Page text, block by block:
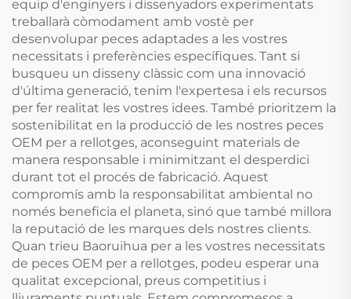
equip d'enginyers i dissenyadors experimentats
treballarà còmodament amb vostè per
desenvolupar peces adaptades a les vostres
necessitats i preferències específiques. Tant si
busqueu un disseny clàssic com una innovació
d'última generació, tenim l'expertesa i els recursos
per fer realitat les vostres idees. També prioritzem la
sostenibilitat en la producció de les nostres peces
OEM per a rellotges, aconseguint materials de
manera responsable i minimitzant el desperdici
durant tot el procés de fabricació. Aquest
compromís amb la responsabilitat ambiental no
només beneficia el planeta, sinó que també millora
la reputació de les marques dels nostres clients.
Quan trieu Baoruihua per a les vostres necessitats
de peces OEM per a rellotges, podeu esperar una
qualitat excepcional, preus competitius i